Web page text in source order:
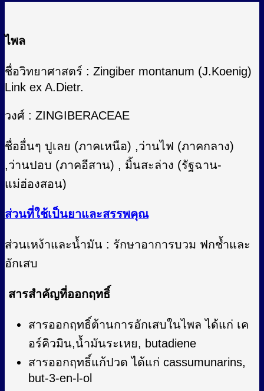
ไพล
ชื่อวิทยาศาสตร์ : Zingiber montanum (J.Koenig)
Link ex A.Dietr.
วงศ์ : ZINGIBERACEAE
ชื่ออื่นๆ ปูเลย (ภาคเหนือ) ,ว่านไฟ (ภาคกลาง)
,ว่านปอบ (ภาคอีสาน) , มิ้นสะล่าง (รัฐฉาน-
แม่ฮ่องสอน)
ส่วนที่ใช้เป็นยาและสรรพคุณ
ส่วนเหง้าและน้ำมัน : รักษาอาการบวม ฟกช้ำและ
อักเสบ
สารสำคัญที่ออกฤทธิ์
สารออกฤทธิ์ต้านการอักเสบในไพล ได้แก่ เค
อร์คิวมิน,น้ำมันระเหย, butadiene
สารออกฤทธิ์แก้ปวด ได้แก่ cassumunarins,
but-3-en-l-ol